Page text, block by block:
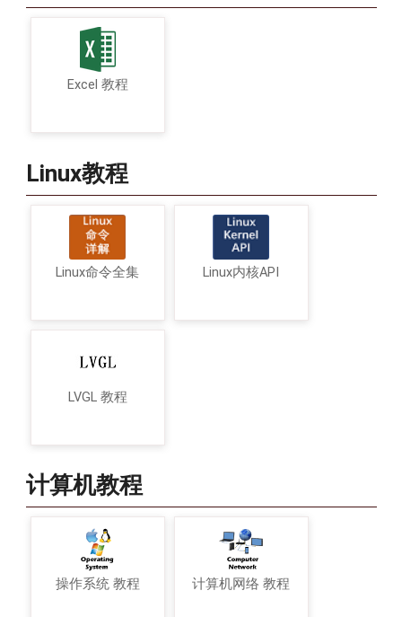
Excel 教程
Linux教程
Linux命令全集 Linux内核API
LVGL 教程
计算机教程
操作系统 教程 计算机网络 教程